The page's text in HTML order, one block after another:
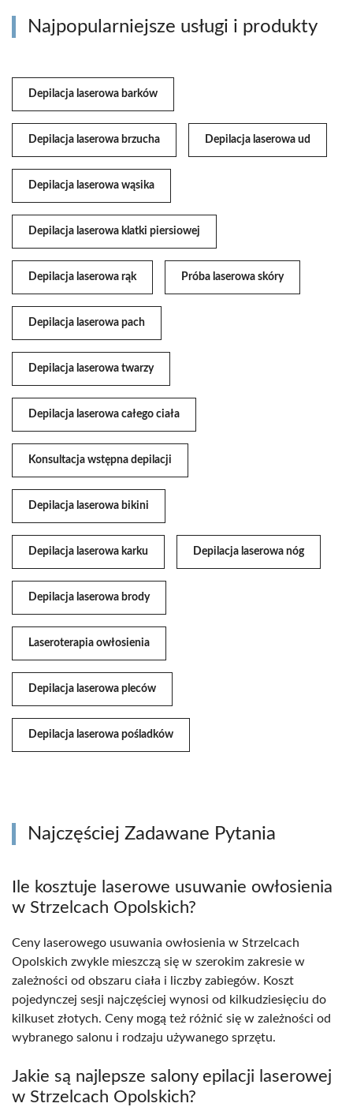
Najpopularniejsze usługi i produkty
Depilacja laserowa barków
Depilacja laserowa brzucha Depilacja laserowa ud
Depilacja laserowa wąsika
Depilacja laserowa klatki piersiowej
Depilacja laserowa rąk Próba laserowa skóry
Depilacja laserowa pach
Depilacja laserowa twarzy
Depilacja laserowa całego ciała
Konsultacja wstępna depilacji
Depilacja laserowa bikini
Depilacja laserowa karku Depilacja laserowa nóg
Depilacja laserowa brody
Laseroterapia owłosienia
Depilacja laserowa pleców
Depilacja laserowa pośladków
Najczęściej Zadawane Pytania
Ile kosztuje laserowe usuwanie owłosienia
w Strzelcach Opolskich?
Ceny laserowego usuwania owłosienia w Strzelcach
Opolskich zwykle mieszczą się w szerokim zakresie w
zależności od obszaru ciała i liczby zabiegów. Koszt
pojedynczej sesji najczęściej wynosi od kilkudziesięciu do
kilkuset złotych. Ceny mogą też różnić się w zależności od
wybranego salonu i rodzaju używanego sprzętu.
Jakie są najlepsze salony epilacji laserowej
w Strzelcach Opolskich?